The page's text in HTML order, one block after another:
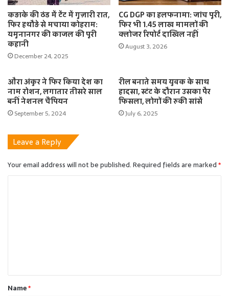
कड़ाके की ठंड में टेंट में गुज़ारी रात,
फिर हथौड़े से मचाया कोहराम:
यमुनानगर की काजल की पूरी
कहानी
December 24, 2025
CG DGP का हलफनामा: जांच पूरी,
फिर भी 1.45 लाख मामलों की
क्लोजर रिपोर्ट दाखिल नहीं
August 3, 2026
औरा अंकुर ने फिर किया देश का
नाम रोशन, लगातार तीसरे साल
बनीं नेशनल चैंपियन
September 5, 2024
रील बनाते समय युवक के साथ
हादसा, स्टंट के दौरान उसका पैर
फिसला, लोगों की रुकी सांसें
July 6, 2025
Leave a Reply
Your email address will not be published.Required fields are marked*
t
*Name*